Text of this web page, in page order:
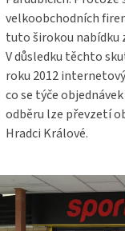
velkoobchodních
tuto širokou nabídku
V důsledku těchto
roku 2012
co se týče
odběru lze převzetí
Hradci Králové.